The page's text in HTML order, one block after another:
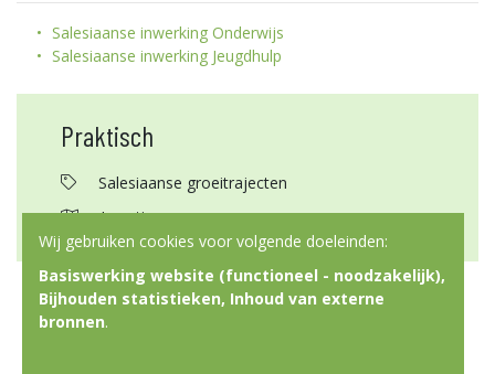
Salesiaanse inwerking Onderwijs
Salesiaanse inwerking Jeugdhulp
Praktisch
Salesiaanse groeitrajecten
Locatie:
Wij gebruiken cookies voor volgende doeleinden:
Basiswerking website (functioneel - noodzakelijk),
Bijhouden statistieken, Inhoud van externe
bronnen.